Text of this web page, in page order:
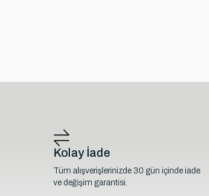
Kolay İade
Tüm alışverişlerinizde 30 gün içinde iade
ve değişim garantisi.